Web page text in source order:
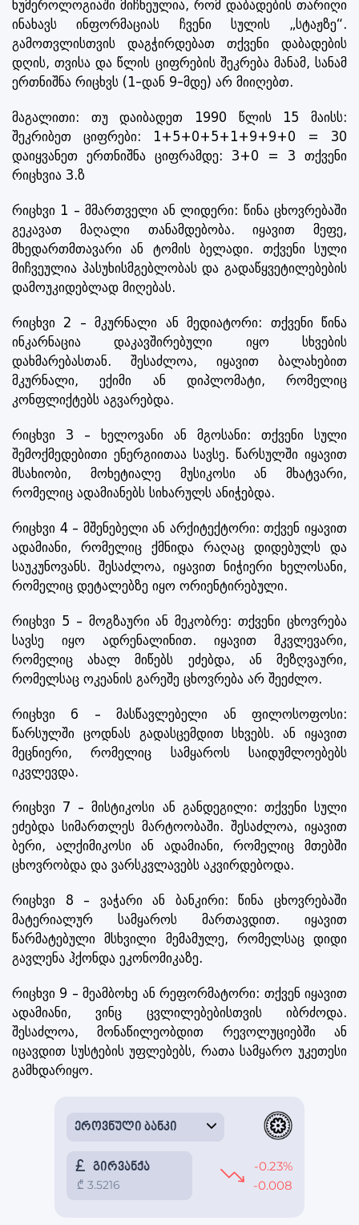
ნუმეროლოგიაში მიჩნეულია, რომ დაბადების თარიღი
ინახავს ინფორმაციას ჩვენი სულის „სტაჟზე“.
გამოთვლისთვის დაგჭირდებათ თქვენი დაბადების
დღის, თვისა და წლის ციფრების შეკრება მანამ, სანამ
ერთნიშნა რიცხვს (1-დან 9-მდე) არ მიიღებთ.
მაგალითი: თუ დაიბადეთ 1990 წლის 15 მაისს:
შეკრიბეთ ციფრები: 1+5+0+5+1+9+9+0 = 30
დაიყვანეთ ერთნიშნა ციფრამდე: 3+0 = 3 თქვენი
რიცხვია 3.ზ
რიცხვი 1 – მმართველი ან ლიდერი: წინა ცხოვრებაში
გეკავათ მაღალი თანამდებობა. იყავით მეფე,
მხედართმთავარი ან ტომის ბელადი. თქვენი სული
მიჩვეულია პასუხისმგებლობას და გადაწყვეტილებების
დამოუკიდებლად მიღებას.
რიცხვი 2 – მკურნალი ან მედიატორი: თქვენი წინა
ინკარნაცია დაკავშირებული იყო სხვების
დახმარებასთან. შესაძლოა, იყავით ბალახებით
მკურნალი, ექიმი ან დიპლომატი, რომელიც
კონფლიქტებს აგვარებდა.
რიცხვი 3 – ხელოვანი ან მგოსანი: თქვენი სული
შემოქმედებითი ენერგიითაა სავსე. წარსულში იყავით
მსახიობი, მოხეტიალე მუსიკოსი ან მხატვარი,
რომელიც ადამიანებს სიხარულს ანიჭებდა.
რიცხვი 4 – მშენებელი ან არქიტექტორი: თქვენ იყავით
ადამიანი, რომელიც ქმნიდა რაღაც დიდებულს და
საუკუნოვანს. შესაძლოა, იყავით ნიჭიერი ხელოსანი,
რომელიც დეტალებზე იყო ორიენტირებული.
რიცხვი 5 – მოგზაური ან მეკობრე: თქვენი ცხოვრება
სავსე იყო ადრენალინით. იყავით მკვლევარი,
რომელიც ახალ მიწებს ეძებდა, ან მეზღვაური,
რომელსაც ოკეანის გარეშე ცხოვრება არ შეეძლო.
რიცხვი 6 – მასწავლებელი ან ფილოსოფოსი:
წარსულში ცოდნას გადასცემდით სხვებს. ან იყავით
მეცნიერი, რომელიც სამყაროს საიდუმლოებებს
იკვლევდა.
რიცხვი 7 – მისტიკოსი ან განდეგილი: თქვენი სული
ეძებდა სიმართლეს მარტოობაში. შესაძლოა, იყავით
ბერი, ალქიმიკოსი ან ადამიანი, რომელიც მთებში
ცხოვრობდა და ვარსკვლავებს აკვირდებოდა.
რიცხვი 8 – ვაჭარი ან ბანკირი: წინა ცხოვრებაში
მატერიალურ სამყაროს მართავდით. იყავით
წარმატებული მსხვილი მემამულე, რომელსაც დიდი
გავლენა ჰქონდა ეკონომიკაზე.
რიცხვი 9 – მეამბოხე ან რეფორმატორი: თქვენ იყავით
ადამიანი, ვინც ცვლილებებისთვის იბრძოდა.
შესაძლოა, მონაწილეობდით რევოლუციებში ან
იცავდით სუსტების უფლებებს, რათა სამყარო უკეთესი
გამხდარიყო.